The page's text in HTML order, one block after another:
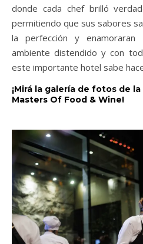
donde cada chef brilló
permitiendo que sus sabores
la perfección y
ambiente distendido y con
este importante hotel sabe
¡Mirá la galería de fotos de
Masters Of Food & Wine!